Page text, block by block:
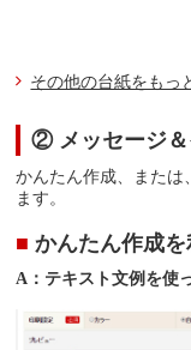
その他の台紙をもっ
② メッセージ
かんたん作成、または
ます。
■ かんたん作成
A：テキスト文例を使